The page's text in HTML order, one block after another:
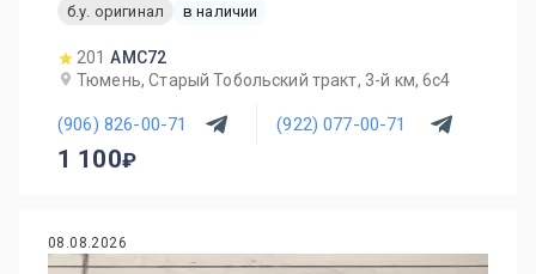
б.у. оригинал
в наличии
201 AMC72
Тюмень, Старый Тобольский тракт, 3-й км, 6с4
(906) 826-00-71 (922) 077-00-71
1 100
08.08.2026